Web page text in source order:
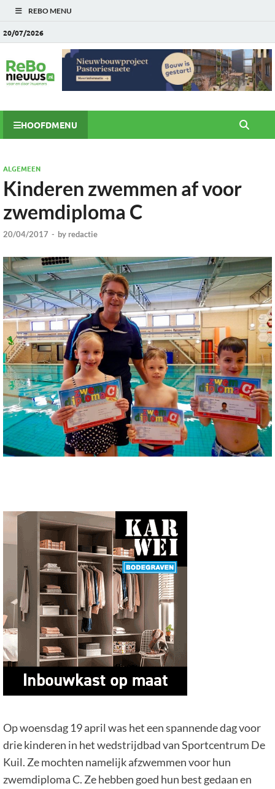
REBO MENU
20/07/2026
HOOFDMENU
ALGEMEEN
Kinderen zwemmen af voor
zwemdiploma C
20/04/2017 - by redactie
Op woensdag 19 april was het een spannende dag voor
drie kinderen in het wedstrijdbad van Sportcentrum De
Kuil. Ze mochten namelijk afzwemmen voor hun
zwemdiploma C. Ze hebben goed hun best gedaan en